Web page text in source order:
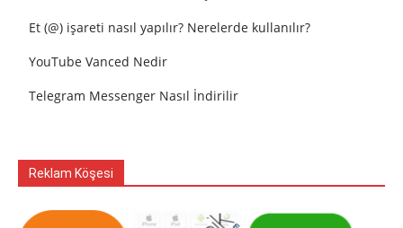
Et (@) işareti nasıl yapılır? Nerelerde kullanılır?
YouTube Vanced Nedir
Telegram Messenger Nasıl İndirilir
Reklam Köşesi